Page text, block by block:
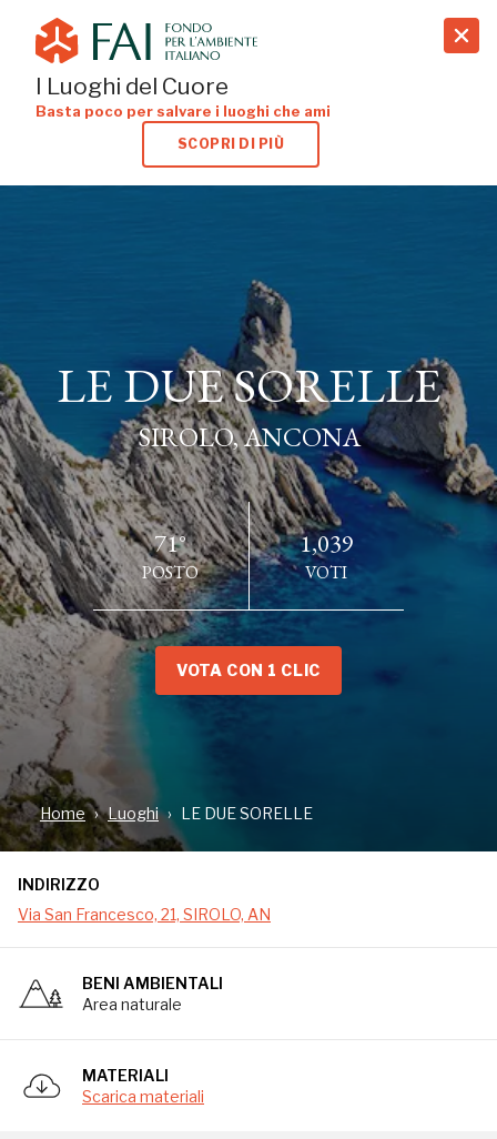
search
I Luoghi del Cuore
Basta poco per salvare i luoghi che ami
SCOPRI DI PIÙ
LE DUE SORELLE
SIROLO, ANCONA
71°
POSTO
1,039
VOTI
VOTA CON 1 CLIC
Home Luoghi LE DUE SORELLE
INDIRIZZO
Via San Francesco, 21, SIROLO, AN
BENI AMBIENTALI
Area naturale
MATERIALI
Scarica materiali
LE DUE SORELLE
SIROLO, ANCONA
INDIRIZZO
Via San Francesco, 21, SIROLO, AN
Campagne in corso in questo